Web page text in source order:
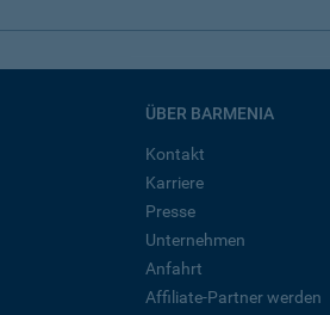
ÜBER BARMENIA
Kontakt
Karriere
Presse
Unternehmen
Anfahrt
Affiliate-Partner werden